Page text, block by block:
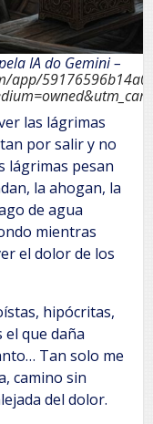
IA do Gemini –
app/
las lágrimas
por salir y no
lágrimas pesan
la ahogan, la
de agua
mientras
el dolor de los
hipócritas,
que daña
Tan solo me
camino sin
del dolor.